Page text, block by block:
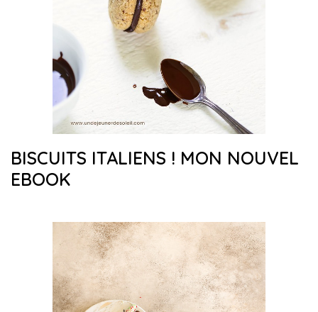
BISCUITS ITALIENS ! MON NOUVEL
EBOOK